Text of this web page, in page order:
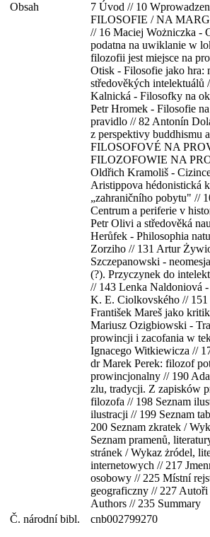
Obsah
7 Úvod // 10
FILOSOFIE / NA
// 16 Maciej Wożniczka -
podatna na uwiklanie w
filozofii jest miejsce na
Otisk - Filosofie jako hra:
středověkých intelektuálů
Kalnická - Filosofky na
Petr Hromek - Filosofie
pravidlo // 82 Antonín
z perspektivy buddhismu
FILOSOFOVÉ NA
FILOZOFOWIE NA
Oldřich Kramoliš -
Aristippova hédonistická
„zahraničního pobytu" //
Centrum a periferie v
Petr Olivi a středověká
Herůfek - Philosophia
Zorziho // 131 Artur
Szczepanowski -
(?). Przyczynek do
// 143 Lenka Naldoniová
K. E. Ciolkovského // 151
František Mareš jako
Mariusz Ozigbiowski -
prowincji i zacofania w
Ignacego Witkiewicza //
dr Marek Perek: filozof
prowincjonalny // 190
zlu, tradycji. Z zapisków
filozofa // 198 Seznam
ilustracji // 199 Seznam
200 Seznam zkratek /
Seznam pramenů,
stránek / Wykaz żródel,
internetowych // 217
osobowy // 225 Místní
geograficzny // 227
Authors // 235 Summary
Č. národní bibl.
cnb002799270